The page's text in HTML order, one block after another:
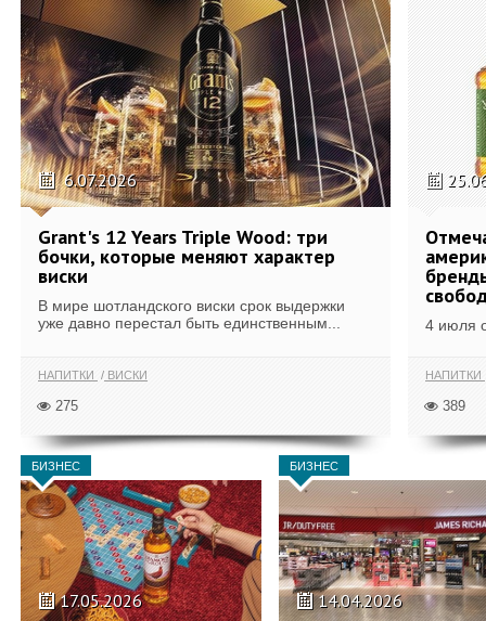
6.07.2026
Grant's 12 Years Triple Wood: три
бочки, которые меняют характер
виски
В мире шотландского виски срок выдержки
уже давно перестал быть единственным...
НАПИТКИ ВИСКИ
275
4 июля
НАПИТКИ
389
БИЗНЕС
17.05.2026
БИЗНЕС
14.04.2026